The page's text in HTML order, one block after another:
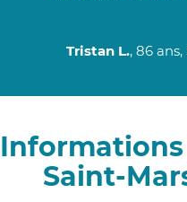
Tristan L., 86
Saint-